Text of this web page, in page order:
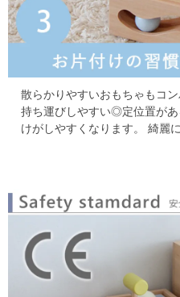
散らかりやすいおもちゃもコン
持ち運びしやすい◎定位置があ
けがしやすくなります。
綺麗